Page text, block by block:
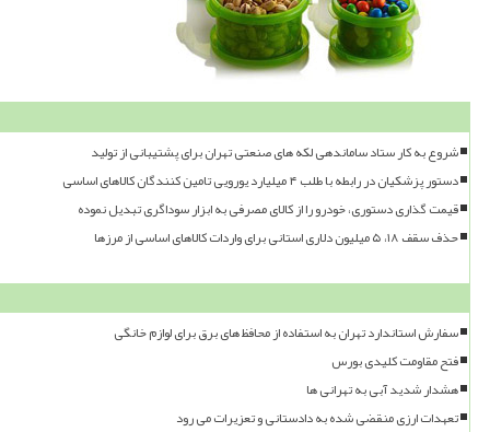
شروع به کار ستاد ساماندهی لکه های صنعتی تهران برای پشتیبانی از تولید
دستور پزشکیان در رابطه با طلب ۴ میلیارد یورویی تامین کنندگان کالاهای اساسی
قیمت گذاری دستوری، خودرو را از کالای مصرفی به ابزار سوداگری تبدیل نموده
حذف سقف ۱۸، ۵ میلیون دلاری استانی برای واردات کالاهای اساسی از مرزها
سفارش استاندارد تهران به استفاده از محافظ های برق برای لوازم خانگی
فتح مقاومت کلیدی بورس
هشدار شدید آبی به تهرانی ها
تعهدات ارزی منقضی شده به دادستانی و تعزیرات می رود